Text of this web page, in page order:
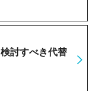
討すべき代替